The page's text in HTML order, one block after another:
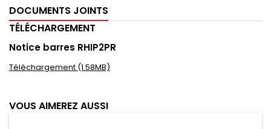
DOCUMENTS JOINTS
TÉLÉCHARGEMENT
Notice barres RHIP2PR
Téléchargement (1.58MB)
VOUS AIMEREZ AUSSI